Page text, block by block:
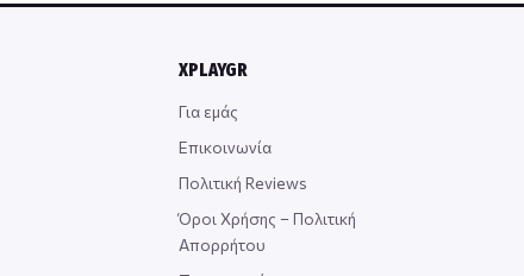
XPLAYGR
Για εμάς
Επικοινωνία
Πολιτική Reviews
Όροι Χρήσης – Πολιτική
Απορρήτου